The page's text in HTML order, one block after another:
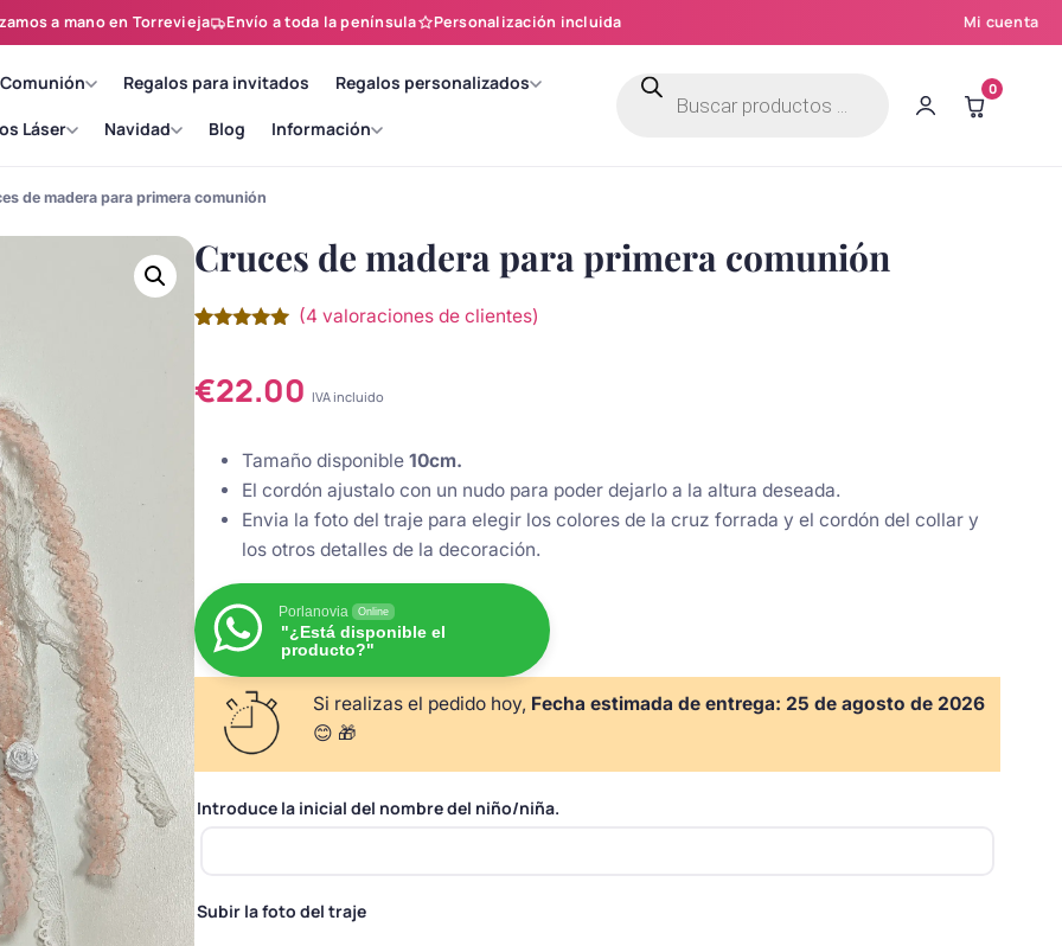
a mano en Torrevieja Envío a toda la península Personalización incluida Mi cuenta
Regalos para invitados Regalos personalizados
Láser Navidad Blog Información
Búsqueda
productos
0
de madera para primera comunión
Cruces de madera para primera comunión
5 en base
a
(4 valoraciones de clientes)
€22.00 IVA incluido
Tamaño disponible 10cm.
El cordón ajustalo con un nudo para poder dejarlo a la altura deseada.
Envia la foto del traje para elegir los colores de la cruz forrada y el cordón del collar y
los otros detalles de la decoración.
Porlanovia Online
"¿Está disponible el
producto?"
Si realizas el pedido hoy, Fecha estimada de entrega: 25 de agosto de 2026
😊 🎁
Introduce la inicial del nombre del niño/niña.
Subir la foto del traje